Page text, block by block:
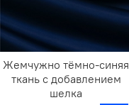
Жемчужно тёмно-синяя
ткань с добавлением
шелка